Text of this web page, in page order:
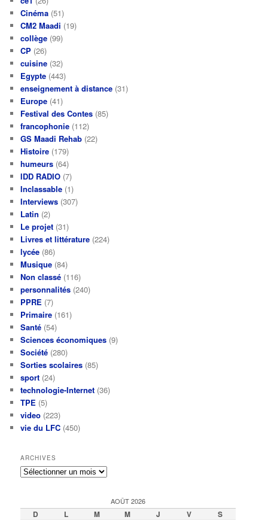
Cinéma (51)
CM2 Maadi (19)
collège (99)
CP (26)
cuisine (32)
Egypte (443)
enseignement à distance (31)
Europe (41)
Festival des Contes (85)
francophonie (112)
GS Maadi Rehab (22)
Histoire (179)
humeurs (64)
IDD RADIO (7)
Inclassable (1)
Interviews (307)
Latin (2)
Le projet (31)
Livres et littérature (224)
lycée (86)
Musique (84)
Non classé (116)
personnalités (240)
PPRE (7)
Primaire (161)
Santé (54)
Sciences économiques (9)
Société (280)
Sorties scolaires (85)
sport (24)
technologie-Internet (36)
TPE (5)
video (223)
vie du LFC (450)
ARCHIVES
Archives
AOÛT 2026
D L M M J V S